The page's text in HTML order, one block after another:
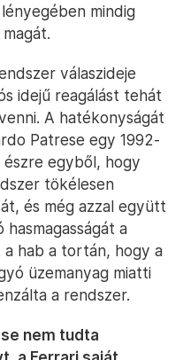
mindig
válaszideje
idejű reagálást tehát
A hatékonyságát
Patrese egy 1992-
egyből, hogy
tökélesen
és még azzal együtt
a
hab a tortán, hogy a
üzemanyag miatti
a rendszer.
nem tudta